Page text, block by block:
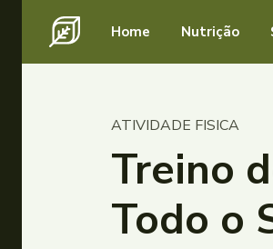
Home Nutrição
ATIVIDADE FISICA
Treino
Todo o